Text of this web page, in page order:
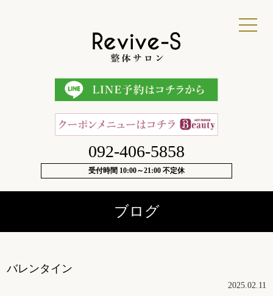
092-406-5858
受付時間 10:00～21:00 不定休
ブログ
バレンタイン
2025.02.11